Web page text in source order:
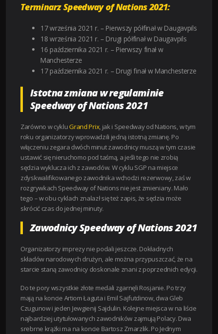
Terminarz Speedway of Nations 2021:
17 września 2021 r. – Pierwszy półfinał w Daugavpils
18 września 2021 r. – Drugi półfinał w Daugavpils
16 października 2021 r. – Pierwszy finał w
Manchesterze
17 października 2021 r. – Drugi finał w Manchesterze
Istotna zmiana w regulaminie
Speedway of Nations 2021
Zarówno w cykluGrand Prix, jak i Speedway od Nations, w tym
roku organizatorzy wprowadzili jedną istotną zmianę. Po
włączeniu zegara dwóch minut zawodnicy muszą w tym czasie
ustawić się nieruchomo pod taśmą, a jeśli tego nie zrobią
sędzia wyklucza ich z zawodów. W cyklu SGP na miejsce
zdyskwalifikowanego zawodnika wchodzi rezerwowy, zaś w
rozgrywkach Speedway of Nations nie jest zmieniany. Mało
tego – w obu cyklach znalazł się też zapis, że sędzia może
skrócić czas do jednej minuty.
Zawodnicy Speedway of Nations 2021
Organizatorzy imprezy nie podali jeszcze. Dokładnych
składów narodowych drużyn, ale można przypuszczać, że na
starcie staną zawodnicy doskonale znani z poprzednich edycji.
Do te pory wszystkie złote medali zgarnęli Rosjanie. Po trzy
mają na koncie Artiom Łaguta i Emil Sajfutdinow, dwa Gleb
Czugunow i jeden Jewgienij Sajdulin. Kolejne miejsca w na liście
najbardziej utytułowanych zawodników zajmują Polacy. Dwa
srebrne krążki ma na koncie Bartosz Zmarzlik. Po Jednym